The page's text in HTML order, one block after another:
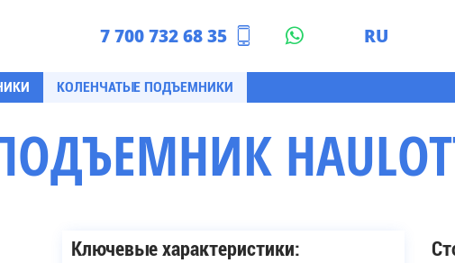
7 700 732 68 35
RU
EN
КОЛЕНЧАТЫЕ ПОДЪЕМНИКИ
Ключевые характеристики: